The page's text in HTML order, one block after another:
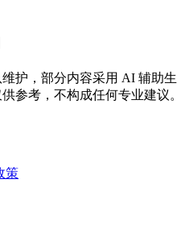
护，部分内容采用 AI 辅助生
参考，不构成任何专业建议。
策